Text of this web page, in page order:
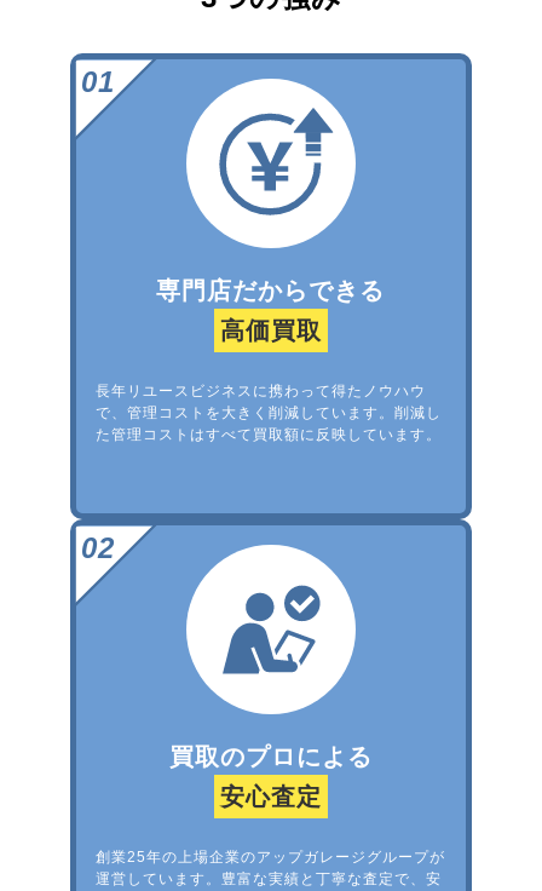
専門店だからできる
高価買取
長年リユースビジネスに携わって得たノウハウ
で、管理コストを大きく削減しています。削減し
た管理コストはすべて買取額に反映しています。
買取のプロによる
安心査定
創業25年の上場企業のアップガレージグループが
運営しています。豊富な実績と丁寧な査定で、安